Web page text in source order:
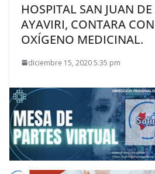
HOSPITAL SAN JUAN
AYAVIRI, CONTARA
OXÍGENO MEDICINAL.
diciembre 15, 2020 5:35 pm